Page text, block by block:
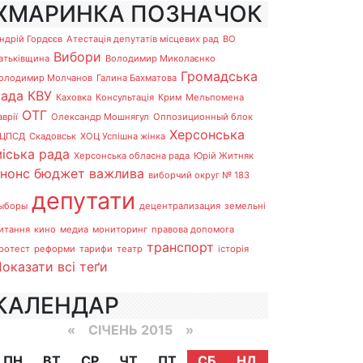
ПОЗНАЧОК
Гордєєв Атестація депутатів місцевих рад ВО
Вибори Володимир Миколаєнко
Молчанов Галина Бахматова Громадська
КВУ Каховка Консультація Крим Мельпомена
ОТГ Олександр Мошнягул Оппозиционный блок
Скадовськ ХОЦ Успішна жінка Херсонська
рада Херсонська обласна рада Юрій Житняк
бюджет важлива виборчий округ № 183
депутати децентрализация земельні
кино медиа мониторинг правова допомога
реформи тарифи театр транспорт історія
всі теґи
« СІЧЕНЬ 2015 »